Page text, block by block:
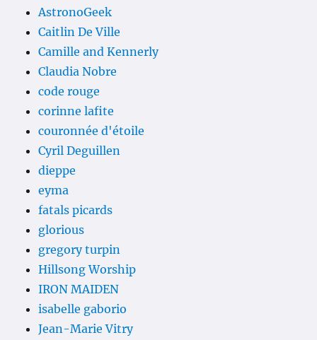
AstronoGeek
Caitlin De Ville
Camille and Kennerly
Claudia Nobre
code rouge
corinne lafite
couronnée d'étoile
Cyril Deguillen
dieppe
eyma
fatals picards
glorious
gregory turpin
Hillsong Worship
IRON MAIDEN
isabelle gaborio
Jean-Marie Vitry